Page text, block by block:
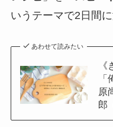
いうテーマで2日間
あわせて読みたい
原
郎